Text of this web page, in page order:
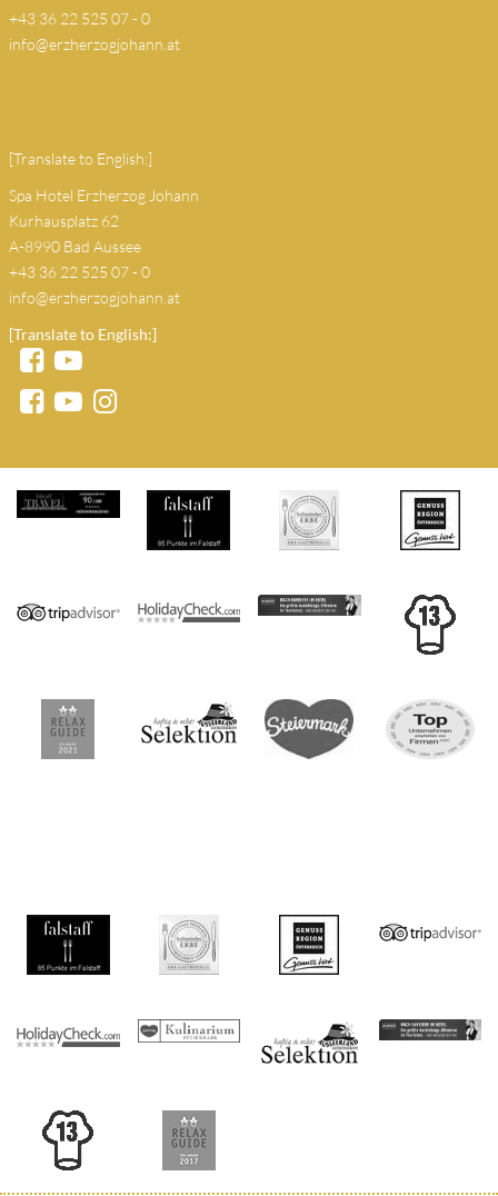
+43 36 22 525 07 - 0
info@erzherzogjohann.at
[Translate to English:]
Spa Hotel Erzherzog Johann
Kurhausplatz 62
A-8990 Bad Aussee
+43 36 22 525 07 - 0
info@erzherzogjohann.at
[Translate to English:]